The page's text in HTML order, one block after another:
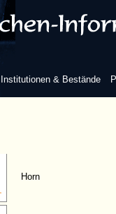
Institutionen & Bestände
Krone
Horn